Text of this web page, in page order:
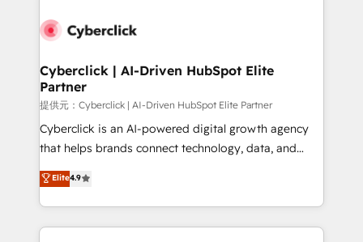
tailored to your GTM motion. 🔹 Migrations:
from other CRMs to HubSpot without data loss or
downtime. 🔹 RevOps Strategy: Align teams,
processes, and data to drive revenue efficiency. 🔹
Integrations: Connect HubSpot with your tech stack
for better adoption. 🔹 Custom Solutions: Build
SOC 2 Type II and ISO 27001 certified, reinforcing
our commitment to data security and compliance. At
Cyberclick | AI-Driven HubSpot Elite
Partner
提供元：Cyberclick | AI-Driven HubSpot Elite Partner
Cyberclick is an AI-powered digital growth agency
that helps brands connect technology, data, and
creativity to achieve measurable results. Founded in
Barcelona and operating across Spain, LATAM, and
the UK, we support global companies in building
smarter marketing, sales, and customer success
Elite4.9